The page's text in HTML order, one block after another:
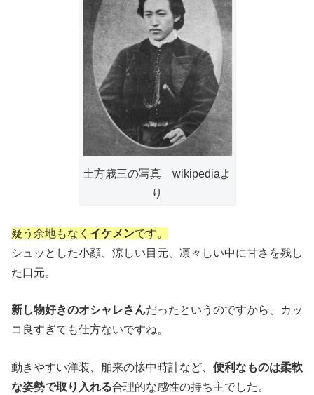
土方歳三の写真 wikipediaよ
り
疑う余地もなく イケメンです。
シュッとした小顔、涼しい目元、凛々しい中に甘さを残し
た口元。
新し物好きのオシャレさんだったというのですから、カッ
コ良すぎても仕方ないですね。
動きやすい洋装、舶来の懐中時計など、 便利なものは柔軟
な姿勢で取り入れる合理的な感性の持ち主でした。